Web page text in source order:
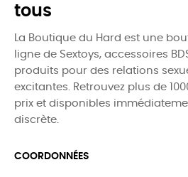
tous
La Boutique du Hard est une
ligne de Sextoys, accessoires
produits pour des relations
excitantes. Retrouvez plus de
prix et disponibles
discrète.
COORDONNÉES